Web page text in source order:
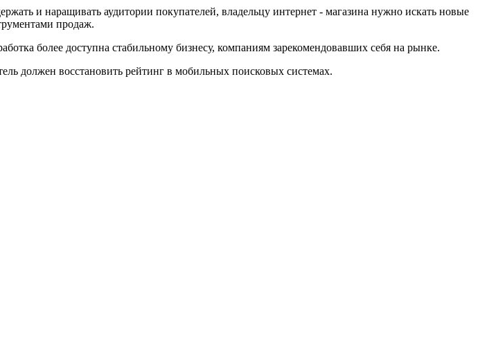
и наращивать аудитории покупателей, владельцу интернет - магазина нужно искать новые
продаж.
более доступна стабильному бизнесу, компаниям зарекомендовавших себя на рынке.
должен восстановить рейтинг в мобильных поисковых системах.